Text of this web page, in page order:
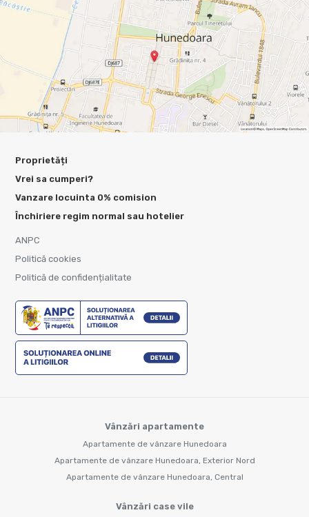
Proprietăți
Vrei sa cumperi?
Vanzare locuinta 0% comision
Închiriere regim normal sau hotelier
ANPC
Politică cookies
Politică de confidențialitate
Vânzări apartamente
Apartamente de vânzare Hunedoara
Apartamente de vânzare Hunedoara, Exterior Nord
Apartamente de vânzare Hunedoara, Central
Vânzări case vile